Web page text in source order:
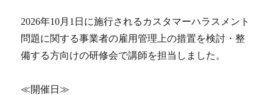
2026年10月1日に施行されるカスタマーハラスメント
問題に関する事業者の雇用管理上の措置を検討・整
備する方向けの研修会で講師を担当しました。
≪開催日≫